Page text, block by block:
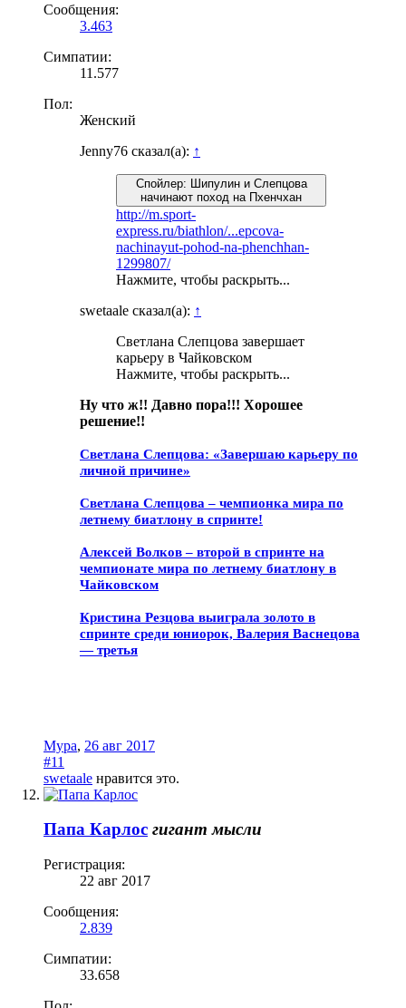
Сообщения:
3.463
Симпатии:
11.577
Пол:
Женский
Jenny76 сказал(а): ↑
Спойлер: Шипулин и Слепцова
начинают поход на Пхенчхан
http://m.sport-
express.ru/biathlon/...epcova-
nachinayut-pohod-na-phenchhan-
1299807/
Нажмите, чтобы раскрыть...
swetaale сказал(а): ↑
Светлана Слепцова завершает
карьеру в Чайковском
Нажмите, чтобы раскрыть...
Ну что ж!! Давно пора!!! Хорошее
решение!!
Светлана Слепцова: «Завершаю карьеру по
личной причине»
Светлана Слепцова – чемпионка мира по
летнему биатлону в спринте!
Алексей Волков – второй в спринте на
чемпионате мира по летнему биатлону в
Чайковском
Кристина Резцова выиграла золото в
спринте среди юниорок, Валерия Васнецова
— третья
Мура, 26 авг 2017
#11
swetaale нравится это.
Папа Карлос гигант мысли
Регистрация:
22 авг 2017
Сообщения:
2.839
Симпатии:
33.658